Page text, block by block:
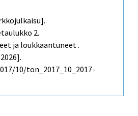
2.
ja loukkaantuneet .
10/ton_2017_10_2017-